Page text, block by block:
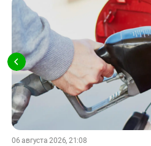
06 августа 2026, 21:08